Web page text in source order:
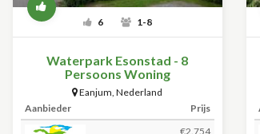
6 1-8
Waterpark Esonstad - 8
Persoons Woning
Eanjum,Nederland
Aanbieder
Prijs
€2.754